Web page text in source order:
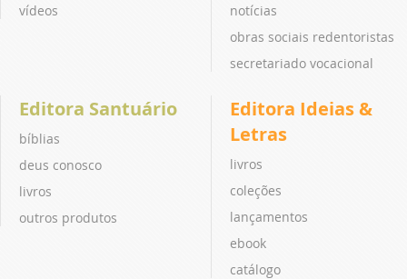
vídeos
notícias
obras sociais redentoristas
secretariado vocacional
Editora Santuário
bíblias
deus conosco
livros
outros produtos
Editora Ideias &
Letras
livros
coleções
lançamentos
ebook
catálogo